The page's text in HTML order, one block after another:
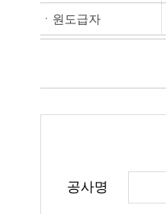
ㆍ원도급자
공사명